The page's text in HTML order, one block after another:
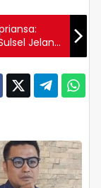
Jelang